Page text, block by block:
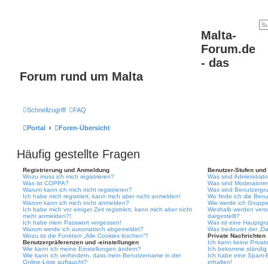
Malta-
Forum.de
- das
Forum rund um Malta
Schnellzugriff FAQ
Portal Foren-Übersicht
Häufig gestellte Fragen
Registrierung und Anmeldung
Wozu muss ich mich registrieren?
Was ist COPPA?
Warum kann ich mich nicht registrieren?
Ich habe mich registriert, kann mich aber nicht anmelden!
Warum kann ich mich nicht anmelden?
Ich habe mich vor einiger Zeit registriert, kann mich aber nicht
mehr anmelden?!
Ich habe mein Passwort vergessen!
Warum werde ich automatisch abgemeldet?
Wozu ist die Funktion „Alle Cookies löschen“?
Benutzerpräferenzen und -einstellungen
Wie kann ich meine Einstellungen ändern?
Wie kann ich verhindern, dass mein Benutzername in der
Online-Liste auftaucht?
Benutzer-Stufen und
Was sind
Was sind
Was sind
Wo finde ich die
Wie werde ich
Weshalb werden
dargestellt?
Was ist eine
Was bedeutet der
Private Nachrichten
Ich kann keine
Ich bekomme
Ich habe eine Spam-
erhalten!